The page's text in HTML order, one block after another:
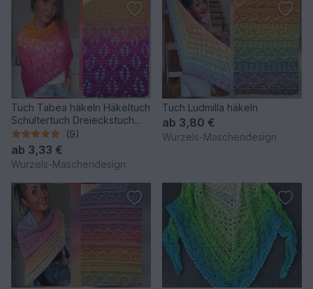
Tuch Tabea häkeln Häkeltuch
Schultertuch Dreieckstuch
Stola
(9)
ab 3,33 €
Wurzels-Maschendesign
Tuch Ludmilla häkeln
ab 3,80 €
Wurzels-Maschendesign